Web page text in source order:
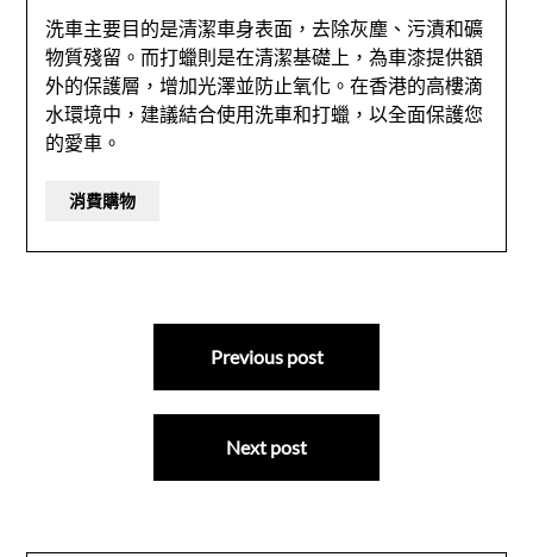
洗車主要目的是清潔車身表面，去除灰塵、污漬和礦
物質殘留。而打蠟則是在清潔基礎上，為車漆提供額
外的保護層，增加光澤並防止氧化。在香港的高樓滴
水環境中，建議結合使用洗車和打蠟，以全面保護您
的愛車。
消費購物
Previous post
Next post